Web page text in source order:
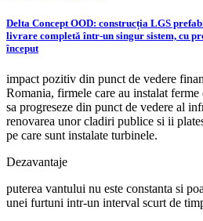
Delta Concept OOD: construcția LGS
livrare completă într-un singur sistem, cu
început
impact pozitiv din punct de vedere
Romania, firmele care au instalat ferme
sa progreseze din punct de vedere al
renovarea unor cladiri publice si ii
pe care sunt instalate turbinele.
Dezavantaje
puterea vantului nu este constanta si
unei furtuni intr-un interval scurt de